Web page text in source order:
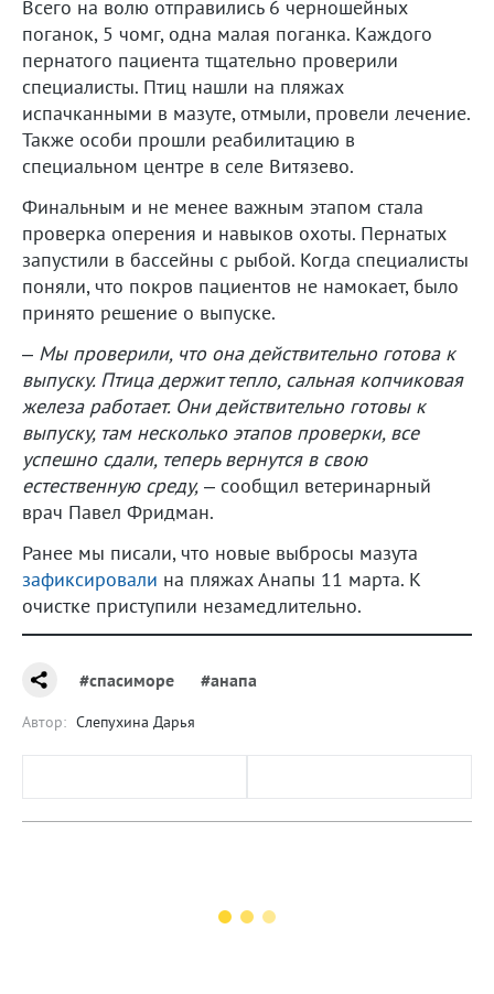
Всего на волю отправились 6 черношейных
поганок, 5 чомг, одна малая поганка. Каждого
пернатого пациента тщательно проверили
специалисты. Птиц нашли на пляжах
испачканными в мазуте, отмыли, провели лечение.
Также особи прошли реабилитацию в
специальном центре в селе Витязево.
Финальным и не менее важным этапом стала
проверка оперения и навыков охоты. Пернатых
запустили в бассейны с рыбой. Когда специалисты
поняли, что покров пациентов не намокает, было
принято решение о выпуске.
– Мы проверили, что она действительно готова к
выпуску. Птица держит тепло, сальная копчиковая
железа работает. Они действительно готовы к
выпуску, там несколько этапов проверки, все
успешно сдали, теперь вернутся в свою
естественную среду, – сообщил ветеринарный
врач Павел Фридман.
Ранее мы писали, что новые выбросы мазута
зафиксировали на пляжах Анапы 11 марта. К
очистке приступили незамедлительно.
#спасиморе #анапа
Автор: Слепухина Дарья